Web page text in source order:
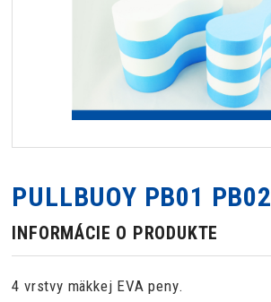
PULLBUOY PB01 PB02
INFORMÁCIE O PRODUKTE
4 vrstvy mäkkej EVA peny.